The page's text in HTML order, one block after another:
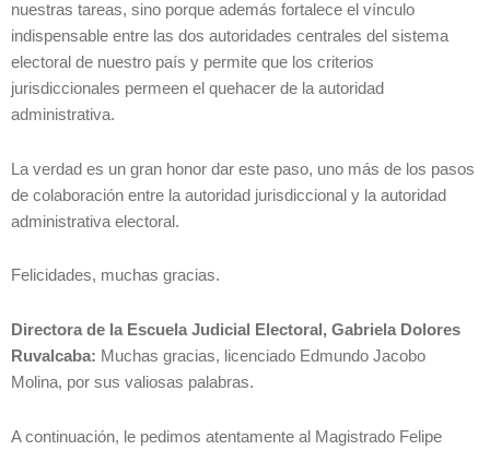
nuestras tareas, sino porque además fortalece el vínculo
indispensable entre las dos autoridades centrales del sistema
electoral de nuestro país y permite que los criterios
jurisdiccionales permeen el quehacer de la autoridad
administrativa.
La verdad es un gran honor dar este paso, uno más de los pasos
de colaboración entre la autoridad jurisdiccional y la autoridad
administrativa electoral.
Felicidades, muchas gracias.
Directora de la Escuela Judicial Electoral, Gabriela Dolores
Ruvalcaba: Muchas gracias, licenciado Edmundo Jacobo
Molina, por sus valiosas palabras.
A continuación, le pedimos atentamente al Magistrado Felipe